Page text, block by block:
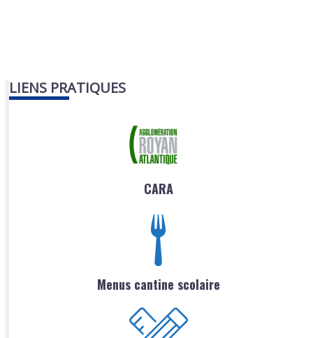
LIENS PRATIQUES
CARA
Menus cantine scolaire